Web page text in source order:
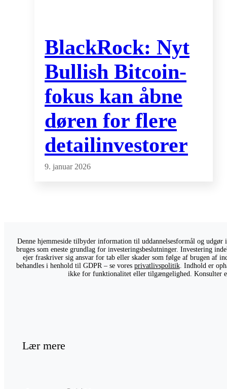
BlackRock: Nyt
Bullish Bitcoin-
fokus kan åbne
døren for flere
detailinvestorer
9. januar 2026
Denne hjemmeside tilbyder information til uddannelsesformål og
bruges som eneste grundlag for investeringsbeslutninger. Investering
ejer fraskriver sig ansvar for tab eller skader som følge af brugen af
behandles i henhold til GDPR – se vores privatlivspolitik. Indhold er
ikke for funktionalitet eller tilgængelighed. Konsulter
Lær mere